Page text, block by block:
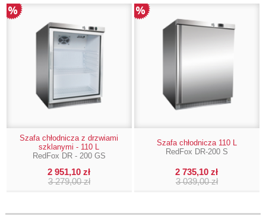
Szafa chłodnicza z drzwiami
szklanymi - 110 L
RedFox DR - 200 GS
2 951,10 zł
3 279,00 zł
Szafa chłodnicza 110 L
RedFox DR-200 S
2 735,10 zł
3 039,00 zł